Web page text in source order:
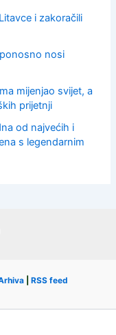
i zakoračili
nosi
mijenjao svijet, a
prijetnji
od najvećih i
s legendarnim
RSS feed